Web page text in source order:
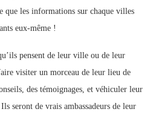
que les informations sur chaque villes
eux-même !
pensent de leur ville ou de leur
visiter un morceau de leur lieu de
des témoignages, et véhiculer leur
seront de vrais ambassadeurs de leur